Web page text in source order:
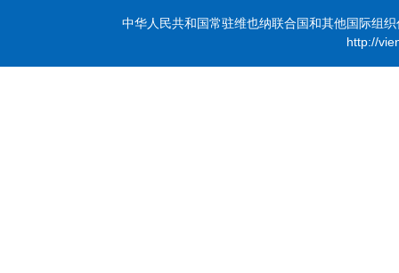
中华人民共和国常驻维也纳联合国和其他国际组
http://